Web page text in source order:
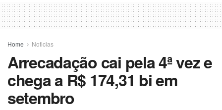
Home Noticias
Arrecadação cai pela 4ª vez e
chega a R$ 174,31 bi em
setembro